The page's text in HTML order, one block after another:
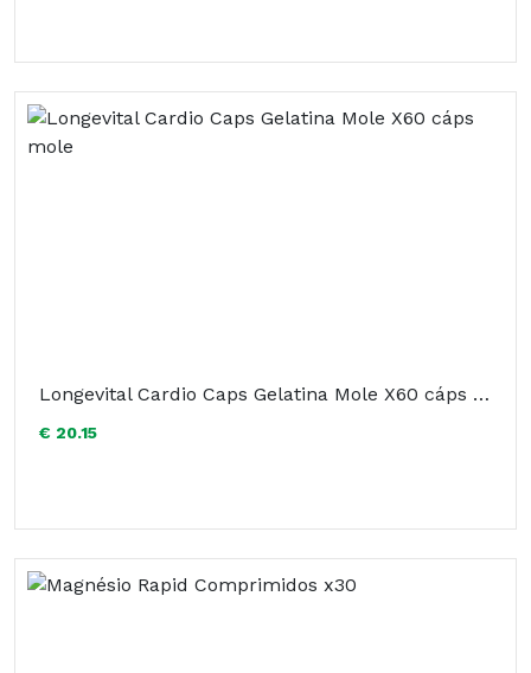
Longevital Cardio Caps Gelatina Mole X60 cáps mole
€ 20.15